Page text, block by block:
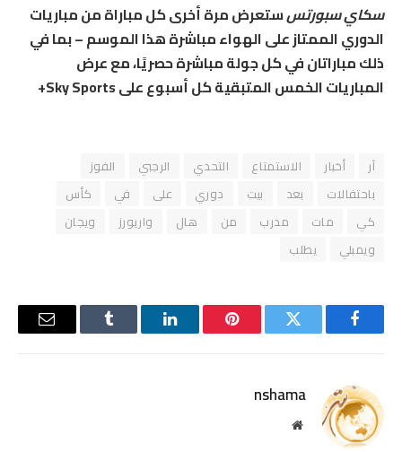
سكاي سبورتسستعرض مرة أخرى كل مباراة من مباريات
الدوري الممتاز على الهواء مباشرة هذا الموسم – بما في
ذلك مباراتان في كل جولة مباشرة حصريًا، مع عرض
المباريات الخمس المتبقية كل أسبوع على Sky Sports+
آر أخبار الاستمتاع التحدي الرجبي
الفوز
باحتفالات
بعد بيت دوري على في
كأس
كي
مات مدرب من هال واريورز
ويجان
ويمبلي
يطلب
فيسبوك تويتر بينتيريستلينكدإن Tumblr
البريد
nshama
موقع